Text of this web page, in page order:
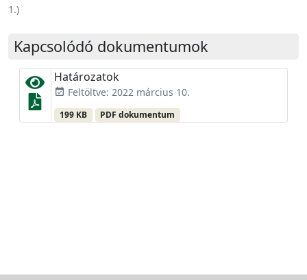
1.)
Kapcsolódó dokumentumok
Határozatok
event_available Feltöltve: 2022 március 10.
199 KB PDF dokumentum